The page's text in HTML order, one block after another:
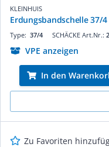
KLEINHUIS
Erdungsbandschelle 37/
SCHÄCKE Art.Nr.:
Type: 37/4
VPE anzeigen
In den
Zu Favoriten